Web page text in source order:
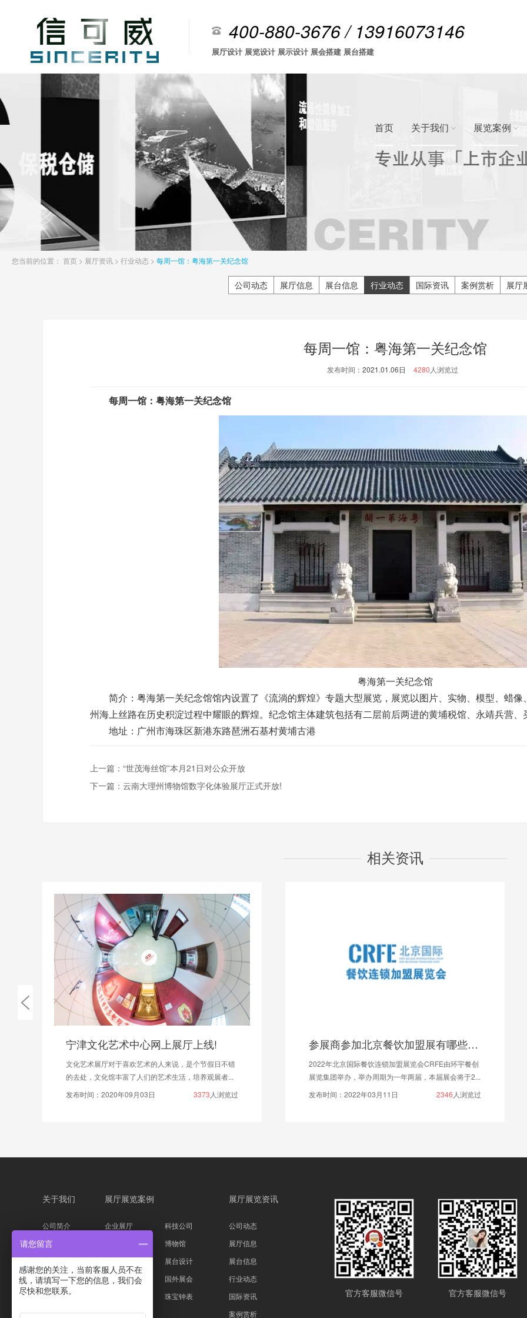
400-880-3676 / 13916073146
展厅设计 展览设计 展示设计 展会搭建 展台搭建
首页 关于我们 展览案例
您当前的位置： 首页 > 展厅资讯 > 行业动态 > 每周一馆：粤海第一关纪念馆
公司动态 展厅信息 展台信息 行业动态 国际资讯 案例赏析 展厅
每周一馆：粤海第一关纪念馆
发布时间： 2021.01.06日 4280 人浏览过
每周一馆：粤海第一关纪念馆
粤海第一关纪念馆
简介： 粤海第一关纪念馆馆内设置了《流淌的辉煌》专题大型展览，展览以图片、实物、模型、蜡
州海上丝路在历史积淀过程中耀眼的辉煌。纪念馆主体建筑包括有二层前后两进的黄埔税馆、永靖兵营
地址：广州市海珠区新港东路琶洲石基村黄埔古港
上一篇： “世茂海丝馆”本月21日对公众开放
下一篇： 云南大理州博物馆数字化体验展厅正式开放!
相关资讯
宁津文化艺术中心网上展厅上线!
文化艺术展厅对于喜欢艺术的人来说，是个节假日不错
的去处，文化馆丰富了人们的艺术生活，培养观展者...
发布时间：2020年09月03日
3373 人浏览过
参展商参加北京餐饮加盟展有哪些优势？
2022年北京国际餐饮连锁加盟展览会CRFE由环宇餐创
展览集团举办，举办周期为一年两届，本届展会将于2...
发布时间：2022年03月11日
2346 人浏览过
关于我们
公司简介
企业文化
公司资质
服务流程
设计团队
展厅展览案例
企业展厅
科技公司
博物馆
科技展台
展台设计
家具服装
国外展会
珠宝钟表
展厅展览资讯
公司动态
展厅信息
展台信息
行业动态
国际资讯
案例赏析
官方客服微信号 官方客服微信号
请您留言
感谢您的关注，当前客服人员不在
线，请填写一下您的信息，我们会
尽快和您联系。